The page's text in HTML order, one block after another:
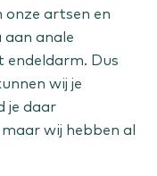
onze artsen en
aan anale
endeldarm. Dus
wij je
je daar
wij hebben al